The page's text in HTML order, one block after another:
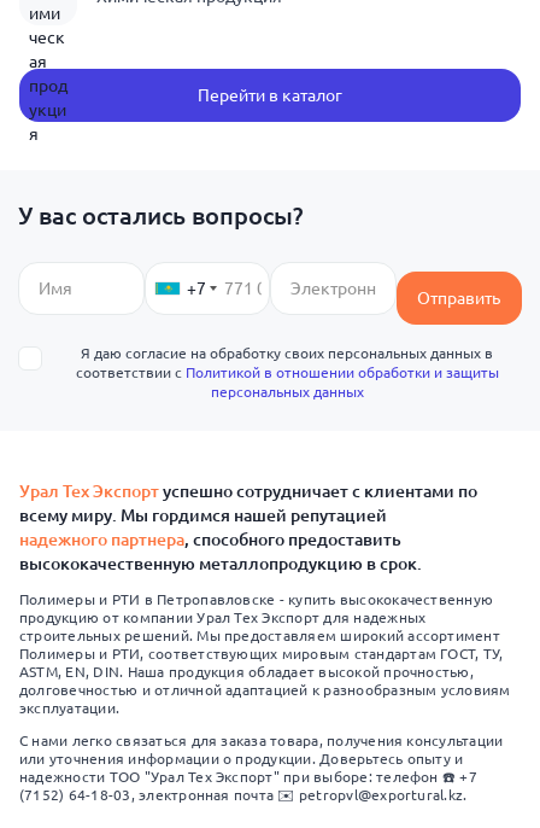
Перейти в каталог
У вас остались вопросы?
+7 Отправить
Я даю согласие на обработку своих персональных данных в
соответствии с Политикой в отношении обработки и защиты
персональных данных
Урал Тех Экспортуспешно сотрудничает с клиентами по
всему миру. Мы гордимся нашей репутацией
надежного партнера, способного предоставить
высококачественную металлопродукцию в срок.
Полимеры и РТИ в Петропавловске - купить высококачественную
продукцию от компании Урал Тех Экспорт для надежных
строительных решений. Мы предоставляем широкий ассортимент
Полимеры и РТИ, соответствующих мировым стандартам ГОСТ, ТУ,
ASTM, EN, DIN. Наша продукция обладает высокой прочностью,
долговечностью и отличной адаптацией к разнообразным условиям
эксплуатации.
С нами легко связаться для заказа товара, получения консультации
или уточнения информации о продукции. Доверьтесь опыту и
надежности ТОО "Урал Тех Экспорт" при выборе: телефон ☎️ +7
(7152) 64-18-03, электронная почта ✉️ petropvl@exportural.kz.